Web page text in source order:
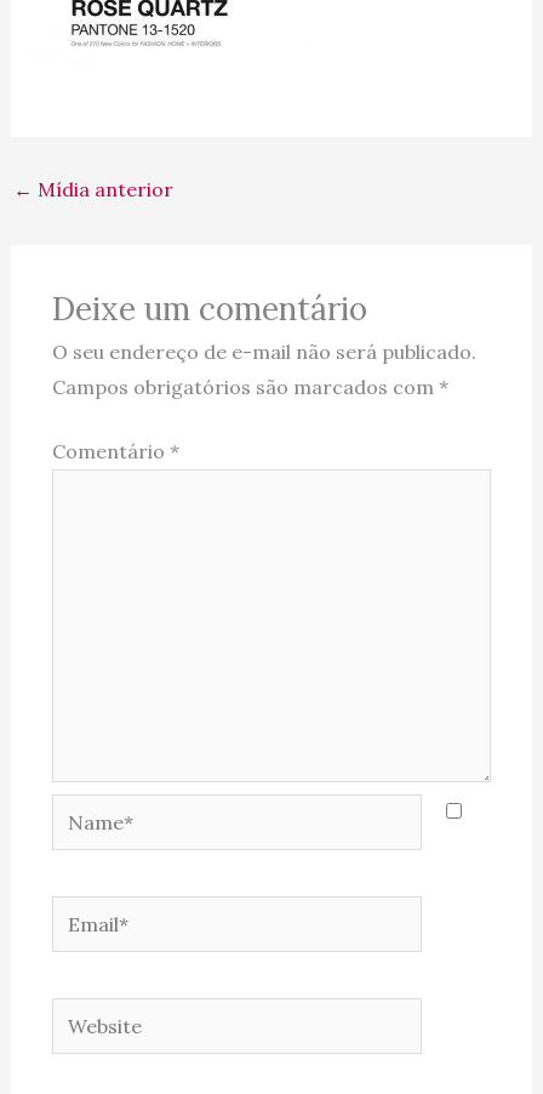
← Mídia anterior
Deixe um comentário
O seu endereço de e-mail não será publicado.
Campos obrigatórios são marcados com *
Comentário *
Name*
Email*
Website